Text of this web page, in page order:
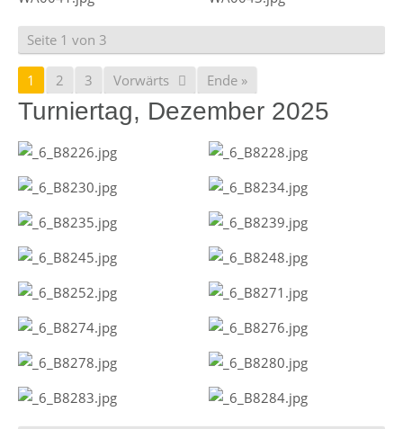
Seite 1 von 3
1 2 3 Vorwärts Ende »
Turniertag, Dezember 2025